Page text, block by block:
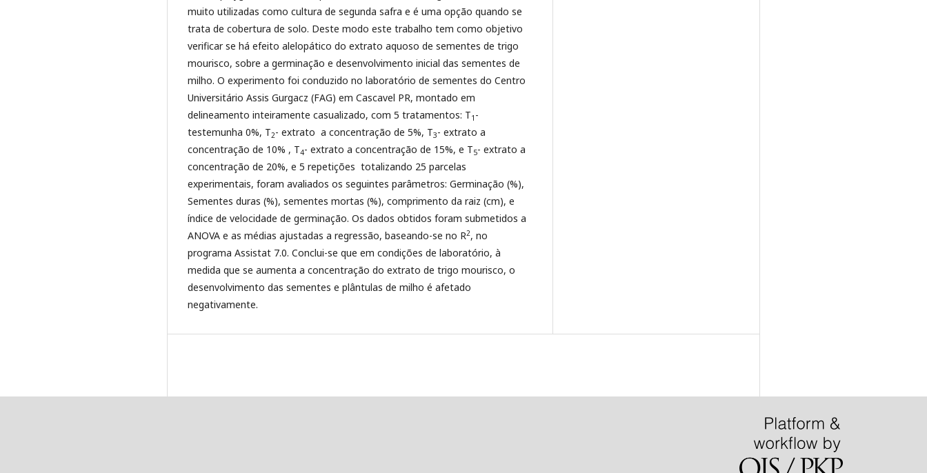
muito utilizadas como cultura de segunda safra e é uma opção quando se
trata de cobertura de solo. Deste modo este trabalho tem como objetivo
verificar se há efeito alelopático do extrato aquoso de sementes de trigo
mourisco, sobre a germinação e desenvolvimento inicial das sementes de
milho. O experimento foi conduzido no laboratório de sementes do Centro
Universitário Assis Gurgacz (FAG) em Cascavel PR, montado em
delineamento inteiramente casualizado, com 5 tratamentos: T1 -
testemunha 0%, T2- extrato a concentração de 5%, T3- extrato a
concentração de 10% , T4- extrato a concentração de 15%, e T5- extrato a
concentração de 20%, e 5 repetições totalizando 25 parcelas
experimentais, foram avaliados os seguintes parâmetros: Germinação (%),
Sementes duras (%), sementes mortas (%), comprimento da raiz (cm), e
índice de velocidade de germinação. Os dados obtidos foram submetidos a
ANOVA e as médias ajustadas a regressão, baseando-se no R2, no
programa Assistat 7.0. Conclui-se que em condições de laboratório, à
medida que se aumenta a concentração do extrato de trigo mourisco, o
desenvolvimento das sementes e plântulas de milho é afetado
negativamente.